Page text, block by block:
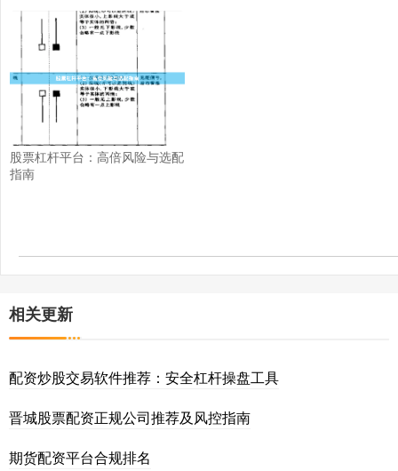
股票杠杆平台：高倍风险与选配
指南
相关更新
配资炒股交易软件推荐：安全杠杆操盘工具
晋城股票配资正规公司推荐及风控指南
期货配资平台合规排名